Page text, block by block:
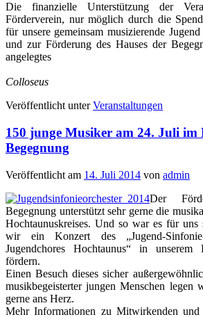
Die finanzielle Unterstützung der
Förderverein, nur möglich durch die
für unsere gemeinsam musizierende
und zur Förderung des Hauses der
Colloseus
Veröffentlicht unter Veranstaltungen
150 junge Musiker am 24. Juli im
Begegnung
Veröffentlicht am 14. Juli 2014 von admin
Der
Begegnung unterstützt sehr gerne die
Hochtaunuskreises. Und so war es für uns
wir ein Konzert des „Jugend-
Jugendchores Hochtaunus“ in unserem
fördern.
Einen Besuch dieses sicher
musikbegeisterter jungen Menschen legen
gerne ans Herz.
Mehr Informationen zu Mitwirkenden und